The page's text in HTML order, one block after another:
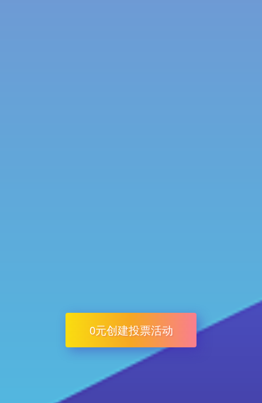
0元创建投票活动